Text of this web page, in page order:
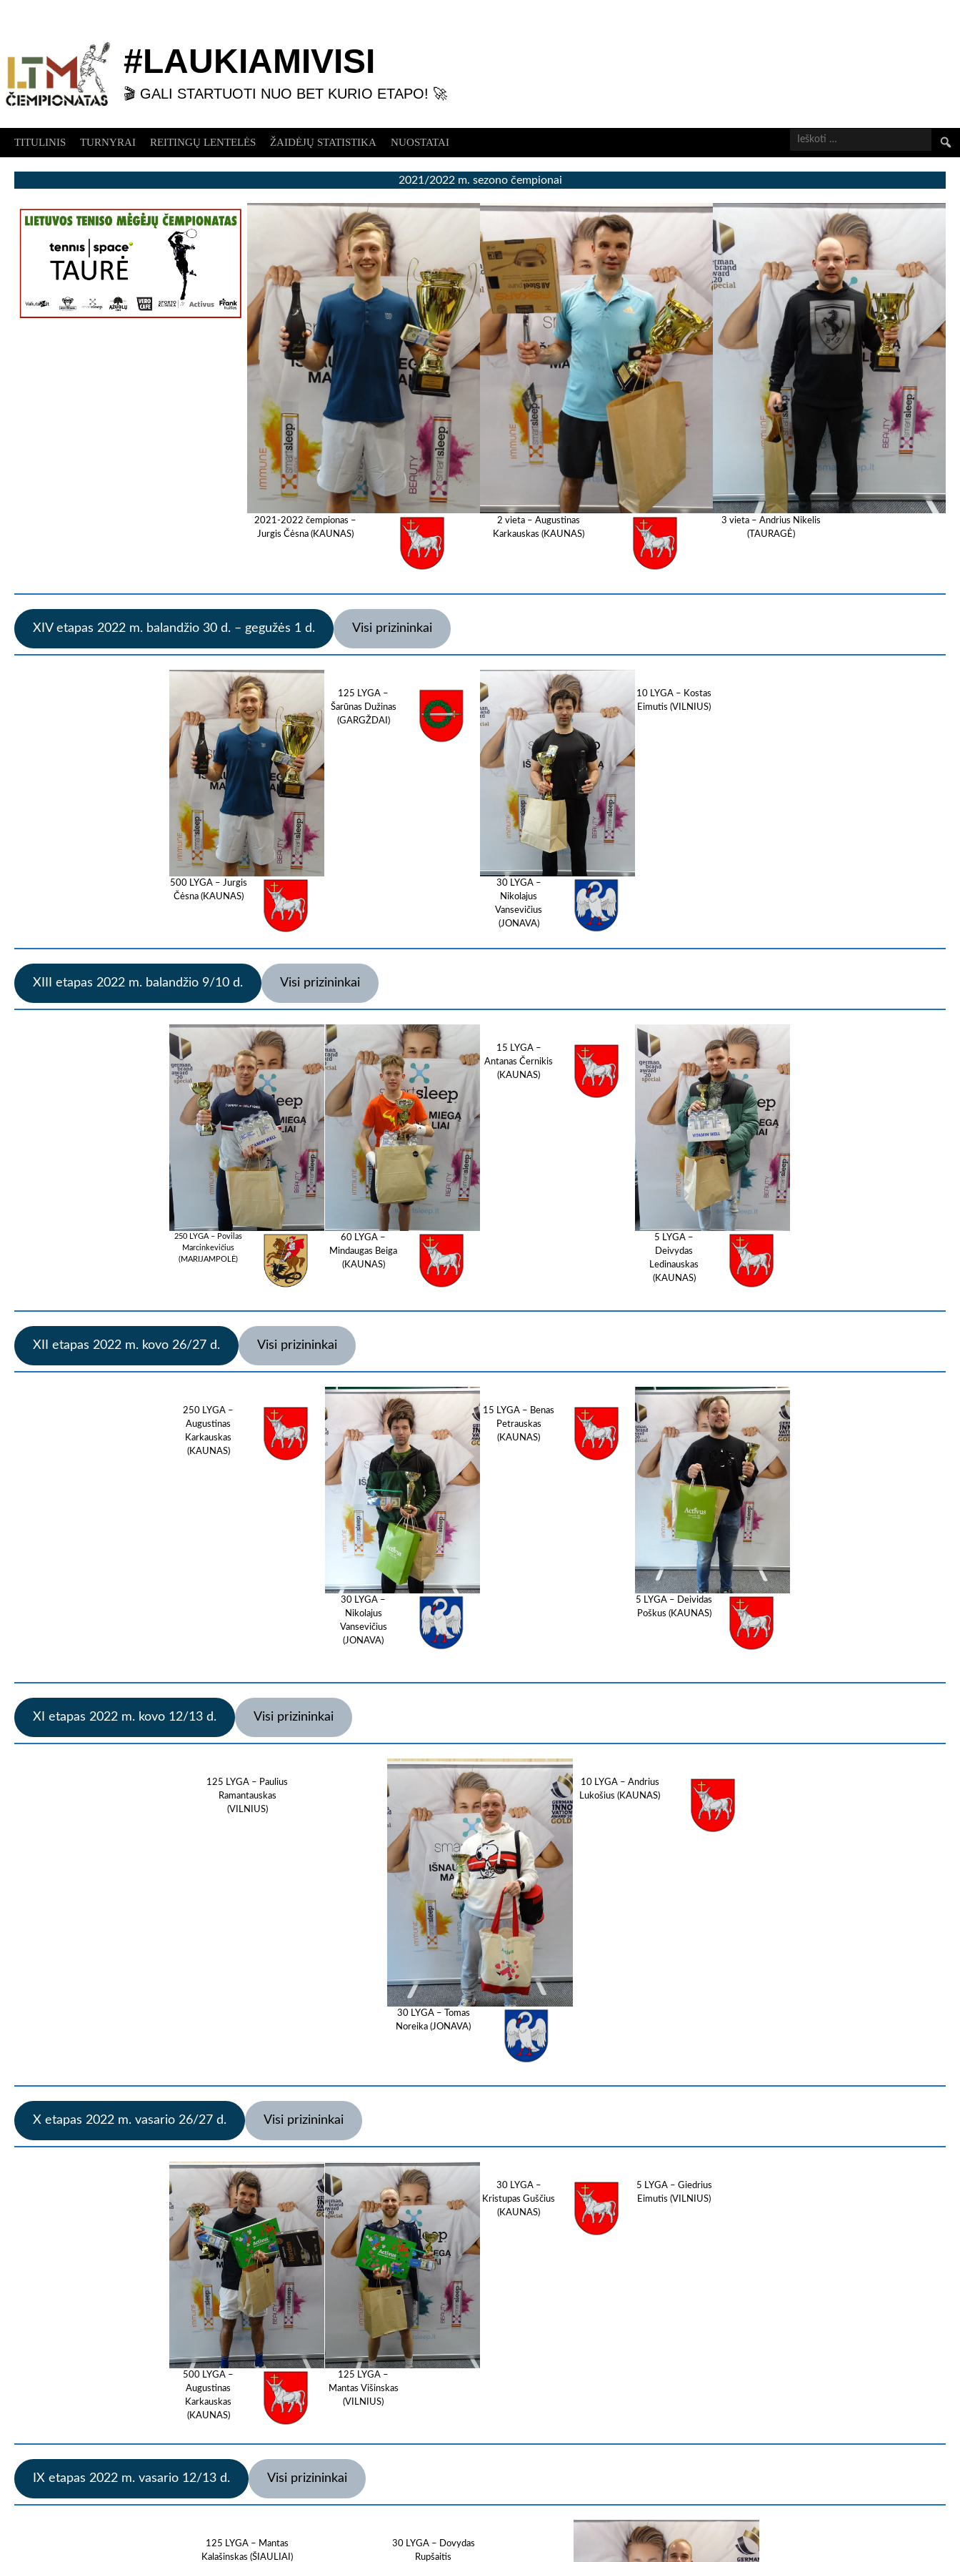
#LAUKIAMIVISI
🎬 GALI STARTUOTI NUO BET KURIO ETAPO! 🚀
TITULINIS TURNYRAI REITINGŲ LENTELĖS ŽAIDĖJŲ STATISTIKA NUOSTATAI
2021/2022 m. sezono čempionai
2021-2022 čempionas –
Jurgis Čėsna (KAUNAS)
2 vieta – Augustinas
Karkauskas (KAUNAS)
3 vieta – Andrius Nikelis
(TAURAGĖ)
XIV etapas 2022 m. balandžio 30 d. – gegužės 1 d. Visi prizininkai
500 LYGA – Jurgis
Čėsna (KAUNAS)
125 LYGA –
Šarūnas Dužinas
(GARGŽDAI)
30 LYGA –
Nikolajus
Vansevičius
(JONAVA)
10 LYGA – Kostas
Eimutis (VILNIUS)
XIII etapas 2022 m. balandžio 9/10 d. Visi prizininkai
250 LYGA – Povilas
Marcinkevičius
(MARIJAMPOLĖ)
60 LYGA –
Mindaugas Beiga
(KAUNAS)
15 LYGA –
Antanas Černikis
(KAUNAS)
5 LYGA –
Deivydas
Ledinauskas
(KAUNAS)
XII etapas 2022 m. kovo 26/27 d. Visi prizininkai
250 LYGA –
Augustinas
Karkauskas
(KAUNAS)
30 LYGA –
Nikolajus
Vansevičius
(JONAVA)
15 LYGA – Benas
Petrauskas
(KAUNAS)
5 LYGA – Deividas
Poškus (KAUNAS)
XI etapas 2022 m. kovo 12/13 d. Visi prizininkai
125 LYGA – Paulius
Ramantauskas
(VILNIUS)
30 LYGA – Tomas
Noreika (JONAVA)
10 LYGA – Andrius
Lukošius (KAUNAS)
X etapas 2022 m. vasario 26/27 d. Visi prizininkai
500 LYGA –
Augustinas
Karkauskas
(KAUNAS)
125 LYGA –
Mantas Višinskas
(VILNIUS)
30 LYGA –
Kristupas Guščius
(KAUNAS)
5 LYGA – Giedrius
Eimutis (VILNIUS)
IX etapas 2022 m. vasario 12/13 d. Visi prizininkai
125 LYGA – Mantas
Kalašinskas (ŠIAULIAI)
30 LYGA – Dovydas
Rupšaitis